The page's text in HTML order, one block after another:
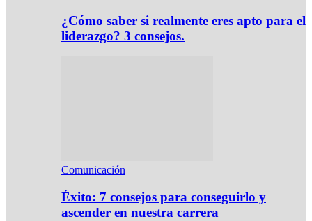
¿Cómo saber si realmente eres apto para el
liderazgo? 3 consejos.
Comunicación
Éxito: 7 consejos para conseguirlo y
ascender en nuestra carrera